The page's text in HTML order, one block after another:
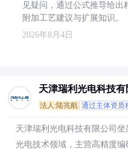
见疑问，通过公式推导给
附加工艺建议与扩展知识。
2026年8月4日
天津瑞利光电科技有
法人:陆兆航 通过主体资质
天津瑞利光电科技有限公司
光电技术领域，主营高精度